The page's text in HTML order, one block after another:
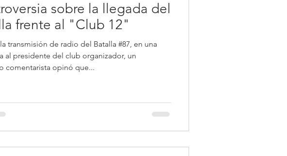
sobre la llegada del
frente al "Club 12"
transmisión de radio del Batalla #87, en una
al presidente del club organizador, un
comentarista opinó que...